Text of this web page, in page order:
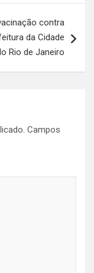
contra
da Cidade
Rio de Janeiro
Campos